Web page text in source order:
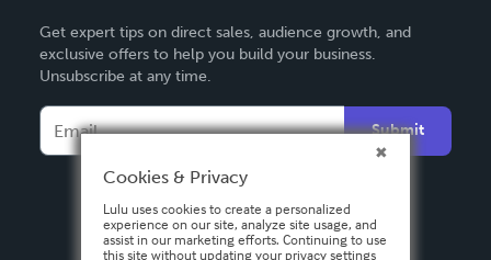
Deutsch
Français
Español
Get expert tips on direct sales, audience growth, and
exclusive offers to help you build your business.
Unsubscribe at any time.
Submit
Cookies & Privacy
Lulu uses cookies to create a personalized
experience on our site, analyze site usage, and
assist in our marketing efforts. Continuing to use
this site without updating your privacy settings